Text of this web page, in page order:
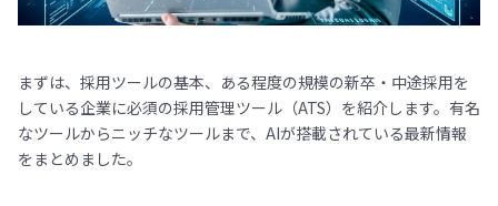
まずは、採用ツールの基本、ある程度の規模の新卒・中途採用を
している企業に必須の採用管理ツール（ATS）を紹介します。有名
なツールからニッチなツールまで、AIが搭載されている最新情報
をまとめました。